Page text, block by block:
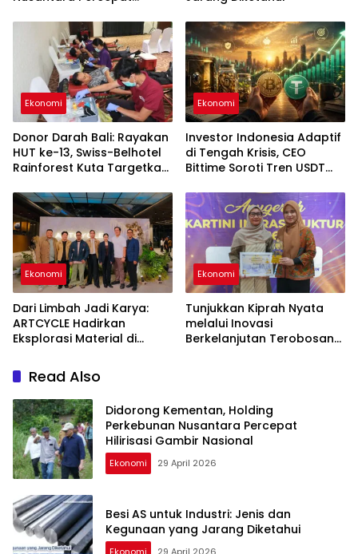
Ekonomi
Donor Darah Bali: Rayakan
HUT ke-13, Swiss-Belhotel
Rainforest Kuta Targetkan
Selamatkan Nyawa
Ekonomi
Investor Indonesia Adaptif
di Tengah Krisis, CEO
Bittime Soroti Tren USDT
Ekonomi
Dari Limbah Jadi Karya:
ARTCYCLE Hadirkan
Eksplorasi Material di
Ekonomi
Tunjukkan Kiprah Nyata
melalui Inovasi
Berkelanjutan Terobosan
Read Also
Didorong Kementan, Holding
Perkebunan Nusantara Percepat
Hilirisasi Gambir Nasional
Ekonomi 29 April 2026
Besi AS untuk Industri: Jenis dan
Kegunaan yang Jarang Diketahui